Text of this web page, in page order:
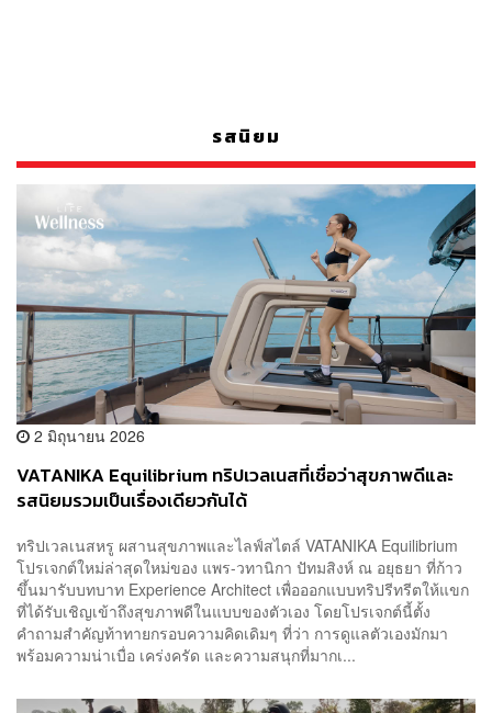
รสนิยม
2 มิถุนายน 2026
VATANIKA Equilibrium ทริปเวลเนสที่เชื่อว่าสุขภาพดีและ
รสนิยมรวมเป็นเรื่องเดียวกันได้
ทริปเวลเนสหรู ผสานสุขภาพและไลฟ์สไตล์ VATANIKA Equilibrium
โปรเจกต์ใหม่ล่าสุดใหม่ของ แพร-วทานิกา ปัทมสิงห์ ณ อยุธยา ที่ก้าว
ขึ้นมารับบทบาท Experience Architect เพื่อออกแบบทริปรีทรีตให้แขก
ที่ได้รับเชิญเข้าถึงสุขภาพดีในแบบของตัวเอง โดยโปรเจกต์นี้ตั้ง
คำถามสำคัญท้าทายกรอบความคิดเดิมๆ ที่ว่า การดูแลตัวเองมักมา
พร้อมความน่าเบื่อ เคร่งครัด และความสนุกที่มากเ...